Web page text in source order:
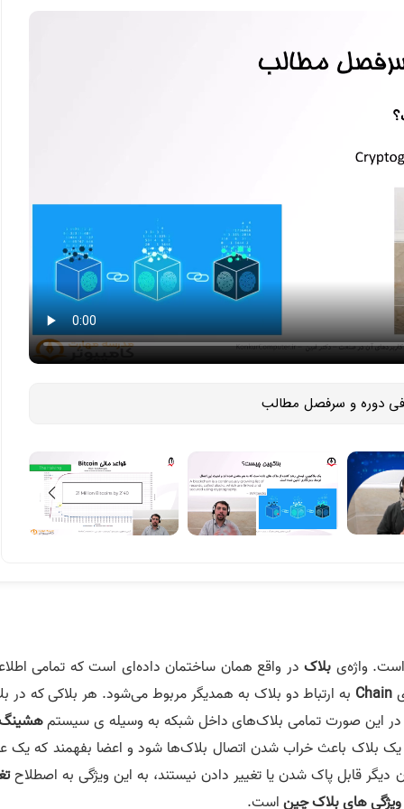
دوره و سرفصل مطالب
بلاکدر واقع همان ساختمان داده‌ای است که تمامی
Chain به ارتباط دو بلاک به همدیگر مربوط می‌شود. هر بلاکی که در
این صورت تمامی‌ بلاک‌های داخل شبکه به وسیله ی سیستم
یک بلاک باعث خراب شدن اتصال بلاک‌ها شود و اعضا بفهمند که یک
دیگر قابل پاک شدن یا تغییر دادن نیستند، به این ویژگی به اصطلاح
های بلاک چیناست.